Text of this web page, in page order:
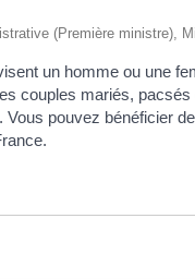
(Première ministre),
un homme ou une
couples mariés,
pouvez bénéficier